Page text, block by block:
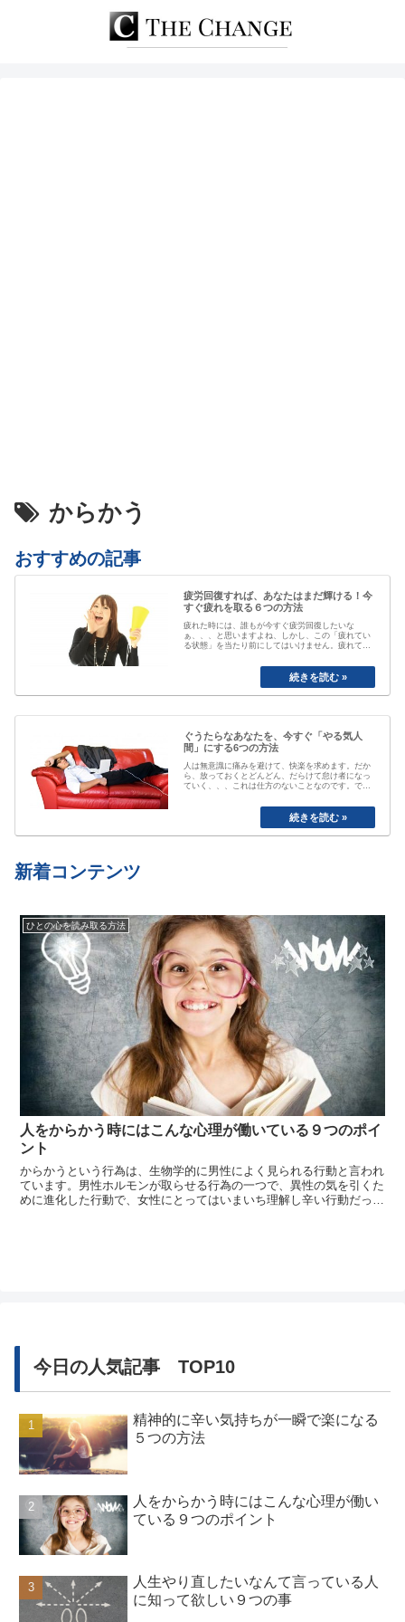
からかう
おすすめの記事
疲労回復すれば、あなたはまだ輝ける！今
すぐ疲れを取る６つの方法
疲れた時には、誰もが今すぐ疲労回復したいな
ぁ、、、と思いますよね、しかし、この「疲れてい
る状態」を当たり前にしてはいけません。疲れてい
がて気付かなくなってしまいます。「最近疲れてい
ますよね」と誰かに声を掛けられるまで、自分は大
丈夫と思ってしまっていたり、いつのまにか覇気が
感…
ぐうたらなあなたを、今すぐ「やる気人
間」にする6つの方法
人は無意識に痛みを避けて、快楽を求めます。だか
ら、放っておくとどんどん、だらけて怠け者になっ
ていく、、、これは仕方のないことなのです。で
私も以前は、おもいきり、「ぐうたら属性」でし
た。食べたら寝る、めんどくさいから明日でいい
や、、と言い続けて結局やらない、忘れてしまう
etc…
新着コンテンツ
ひとの心を読み取る方法
人をからかう時にはこんな心理が働いている９つのポイ
ント
からかうという行為は、生物学的に男性によく見られる行動と言われ
ています。男性ホルモンが取らせる行為の一つで、異性の気を引くた
めに進化した行動で、女性にとってはいまいち理解し辛い行動だった
今日の人気記事 TOP10
精神的に辛い気持ちが一瞬で楽になる
５つの方法
人をからかう時にはこんな心理が働い
ている９つのポイント
人生やり直したいなんて言っている人
に知って欲しい９つの事